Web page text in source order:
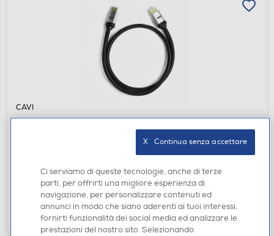
CAVI
SBS - ECVHDMI08METG
Acquisto online:disponibile
Ritiro in negozio in 30' gratuito: verifica
AGGIUNGI
Ci serviamo di queste tecnologie, anche di terze
parti, per offrirti una migliore esperienza di
navigazione, per personalizzare contenuti ed
annunci in modo che siano aderenti ai tuoi interessi,
fornirti funzionalità dei social media ed analizzare le
prestazioni del nostro sito. Selezionando
X   Continua senza accettare